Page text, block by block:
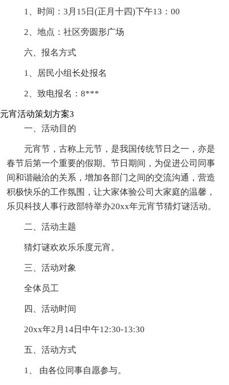
1、时间：3月15日(正月十四)下午13：00
2、地点：社区旁圆形广场
六、报名方式
1、居民小组长处报名
2、致电报名：8***
元宵活动策划方案3
一、活动目的
元宵节，古称上元节，是我国传统节日之一，亦是
春节后第一个重要的假期。节日期间，为促进公司同事
间和谐融洽的关系，增加各部门之间的交流沟通，营造
积极快乐的工作氛围，让大家体验公司大家庭的温馨，
乐贝科技人事行政部特举办20xx年元宵节猜灯谜活动。
二、活动主题
猜灯谜欢欢乐乐度元宵。
三、活动对象
全体员工
四、活动时间
20xx年2月14日中午12:30-13:30
五、活动方式
1、 由各位同事自愿参与。